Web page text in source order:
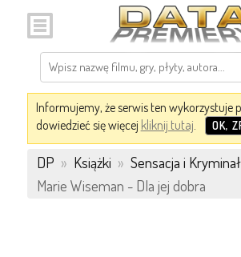
Informujemy, że serwis ten wykorzystuje
dowiedzieć się więcej kliknij tutaj. OK,
DP » Książki » Sensacja i Kryminał
Marie Wiseman - Dla jej dobra